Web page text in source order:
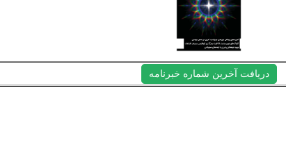
دریافت آخرین شماره خبرنامه